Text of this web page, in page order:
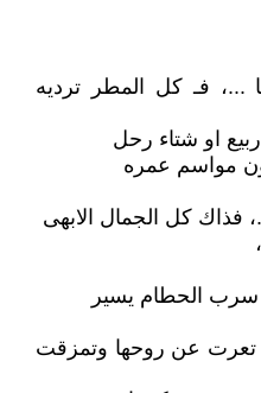
فـ كل المطر ترديه
او شتاء رحل
مواسم عمره
فذاك كل الجمال الابهى
سرب الحطام يسير
تعرت عن روحها وتمزقت